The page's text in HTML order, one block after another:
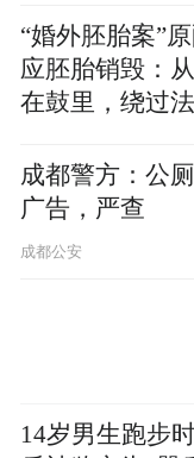
留学生们一路
头记录美景，
次行程内容丰
文化，是一次
“婚外胚胎案”
应胚胎销毁：
在鼓里，绕过
成都警方：公
广告，严查
成都公安
14岁男生跑步